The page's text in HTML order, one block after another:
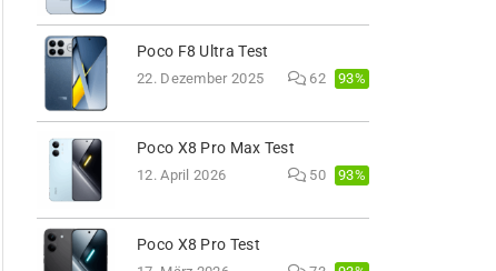
Poco F8 Ultra Test
22. Dezember 2025 62 93%
Poco X8 Pro Max Test
12. April 2026 50 93%
Poco X8 Pro Test